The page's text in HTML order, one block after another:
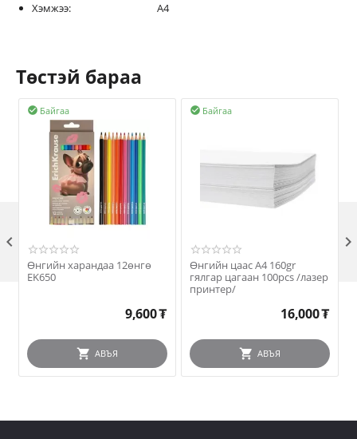
Хэмжээ: А4
Төстэй бараа
Байгаа

Өнгийн харандаа 12өнгө
EK650
9,600₮
АВЪЯ
Байгаа

Өнгийн цаас A4 160gr
гялгар цагаан 100pcs /лазер
принтер/
16,000₮
АВЪЯ
 